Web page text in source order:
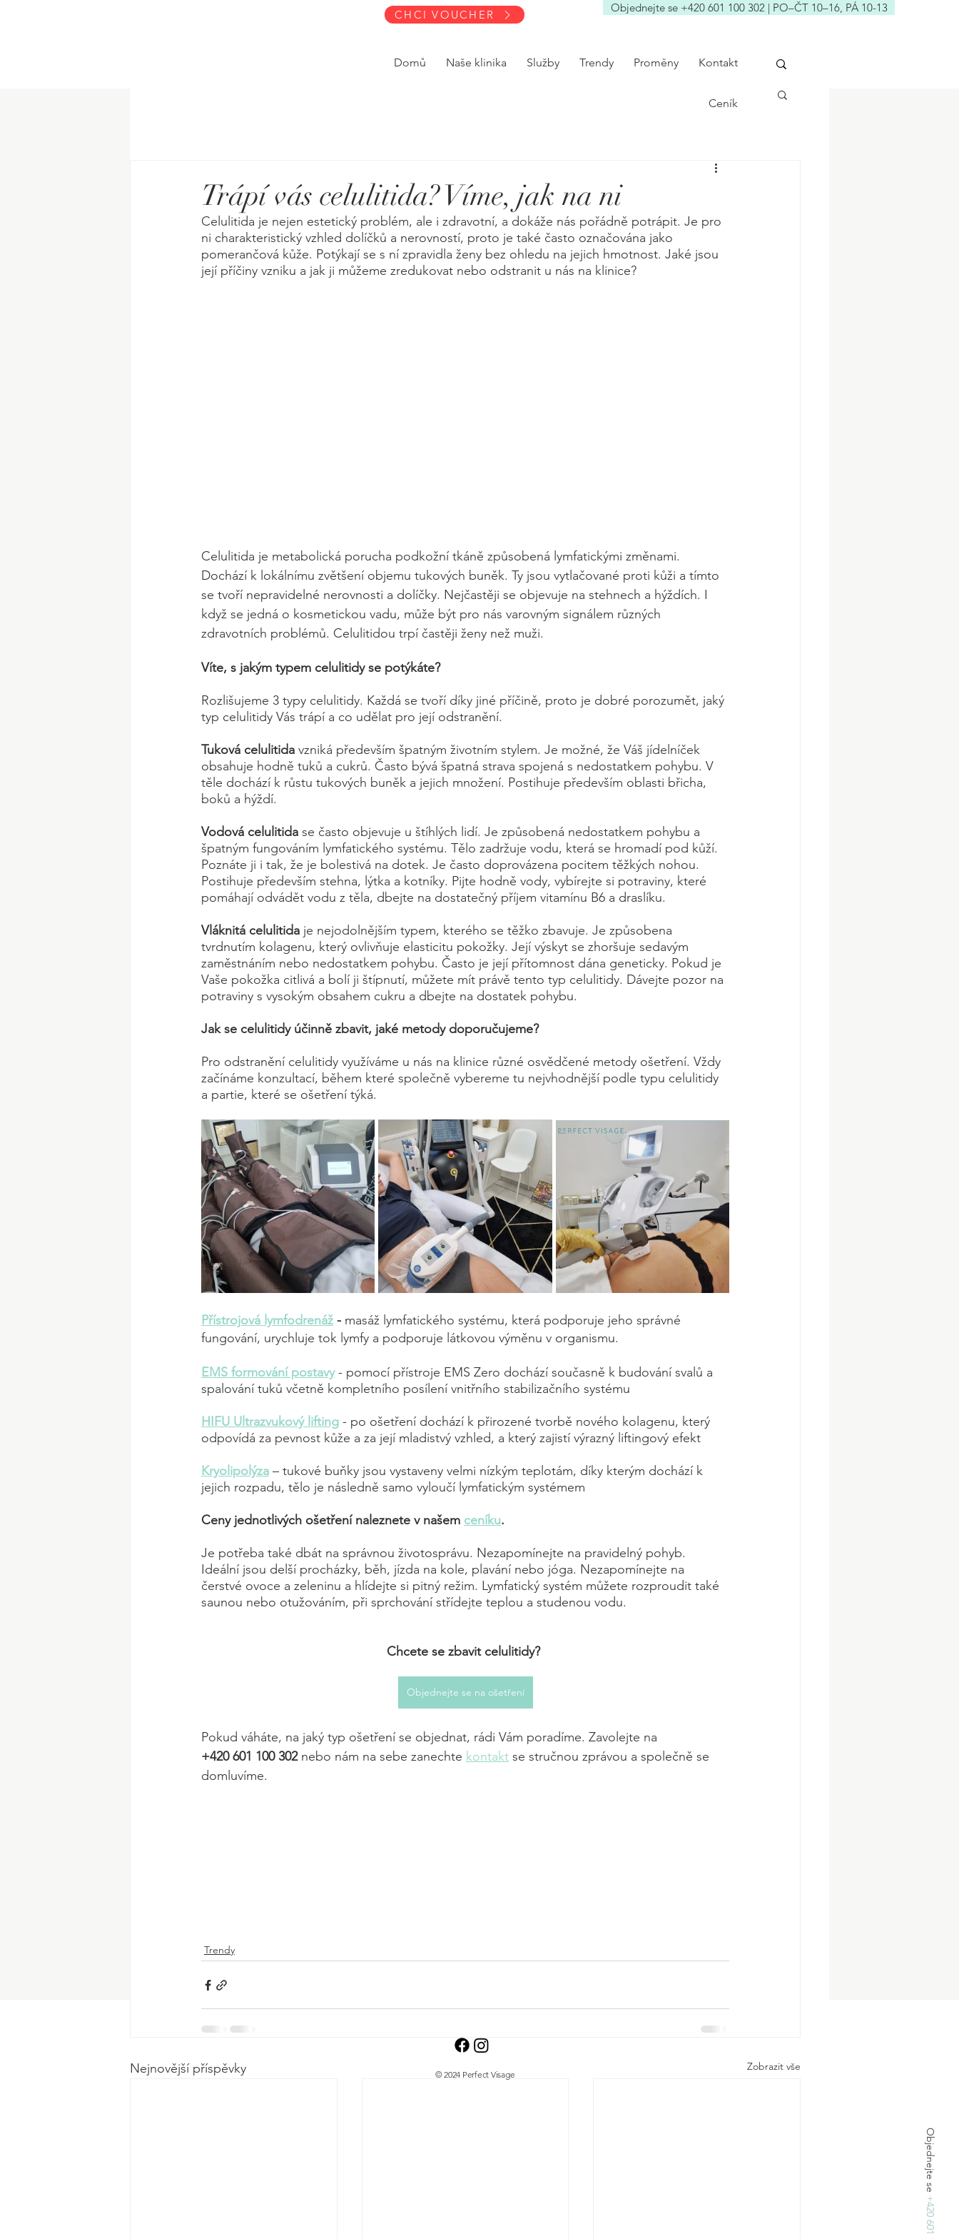
CHCI VOUCHER
Domů Naše klinika Služby Trendy Proměny Kontakt
Ceník
Objednejte se +420 601 100 302 | PO–ČT 10–16, PÁ 10-13
Trápí vás celulitida? Víme, jak na ni
Celulitida je nejen estetický problém, ale i zdravotní, a dokáže nás pořádně potrápit. Je pro
ni charakteristický vzhled dolíčků a nerovností, proto je také často označována jako
pomerančová kůže. Potýkají se s ní zpravidla ženy bez ohledu na jejich hmotnost. Jaké jsou
její příčiny vzniku a jak ji můžeme zredukovat nebo odstranit u nás na klinice?
Celulitida je metabolická porucha podkožní tkáně způsobená lymfatickými změnami.
Dochází k lokálnímu zvětšení objemu tukových buněk. Ty jsou vytlačované proti kůži a tímto
se tvoří nepravidelné nerovnosti a dolíčky. Nejčastěji se objevuje na stehnech a hýždích. I
když se jedná o kosmetickou vadu, může být pro nás varovným signálem různých
zdravotních problémů. Celulitidou trpí častěji ženy než muži.
Víte, s jakým typem celulitidy se potýkáte?
Rozlišujeme 3 typy celulitidy. Každá se tvoří díky jiné příčině, proto je dobré porozumět, jaký
typ celulitidy Vás trápí a co udělat pro její odstranění.
Tuková celulitida vzniká především špatným životním stylem. Je možné, že Váš jídelníček
obsahuje hodně tuků a cukrů. Často bývá špatná strava spojená s nedostatkem pohybu. V
těle dochází k růstu tukových buněk a jejich množení. Postihuje především oblasti břicha,
boků a hýždí.
Vodová celulitida se často objevuje u štíhlých lidí. Je způsobená nedostatkem pohybu a
špatným fungováním lymfatického systému. Tělo zadržuje vodu, která se hromadí pod kůží.
Poznáte ji i tak, že je bolestivá na dotek. Je často doprovázena pocitem těžkých nohou.
Postihuje především stehna, lýtka a kotníky. Pijte hodně vody, vybírejte si potraviny, které
pomáhají odvádět vodu z těla, dbejte na dostatečný příjem vitamínu B6 a draslíku.
Vláknitá celulitida je nejodolnějším typem, kterého se těžko zbavuje. Je způsobena
tvrdnutím kolagenu, který ovlivňuje elasticitu pokožky. Její výskyt se zhoršuje sedavým
zaměstnáním nebo nedostatkem pohybu. Často je její přítomnost dána geneticky. Pokud je
Vaše pokožka citlivá a bolí ji štípnutí, můžete mít právě tento typ celulitidy. Dávejte pozor na
potraviny s vysokým obsahem cukru a dbejte na dostatek pohybu.
Jak se celulitidy účinně zbavit, jaké metody doporučujeme?
Pro odstranění celulitidy využíváme u nás na klinice různé osvědčené metody ošetření. Vždy
začínáme konzultací, během které společně vybereme tu nejvhodnější podle typu celulitidy
a partie, které se ošetření týká.
Přístrojová lymfodrenáž - masáž lymfatického systému, která podporuje jeho správné
fungování, urychluje tok lymfy a podporuje látkovou výměnu v organismu.
EMS formování postavy - pomocí přístroje EMS Zero dochází současně k budování svalů a
spalování tuků včetně kompletního posílení vnitřního stabilizačního systému
HIFU Ultrazvukový lifting - po ošetření dochází k přirozené tvorbě nového kolagenu, který
odpovídá za pevnost kůže a za její mladistvý vzhled, a který zajistí výrazný liftingový efekt
Kryolipolýza – tukové buňky jsou vystaveny velmi nízkým teplotám, díky kterým dochází k
jejich rozpadu, tělo je následně samo vyloučí lymfatickým systémem
Ceny jednotlivých ošetření naleznete v našem ceníku.
Je potřeba také dbát na správnou životosprávu. Nezapomínejte na pravidelný pohyb.
Ideální jsou delší procházky, běh, jízda na kole, plavání nebo jóga. Nezapomínejte na
čerstvé ovoce a zeleninu a hlídejte si pitný režim. Lymfatický systém můžete rozproudit také
saunou nebo otužováním, při sprchování střídejte teplou a studenou vodu.
Chcete se zbavit celulitidy?
Objednejte se na ošetření
Pokud váháte, na jaký typ ošetření se objednat, rádi Vám poradíme. Zavolejte na
+420 601 100 302 nebo nám na sebe zanechte kontakt se stručnou zprávou a společně se
domluvíme.
Trendy
Nejnovější příspěvky Zobrazit vše
Objednejte se
© 2024 Perfect Visage